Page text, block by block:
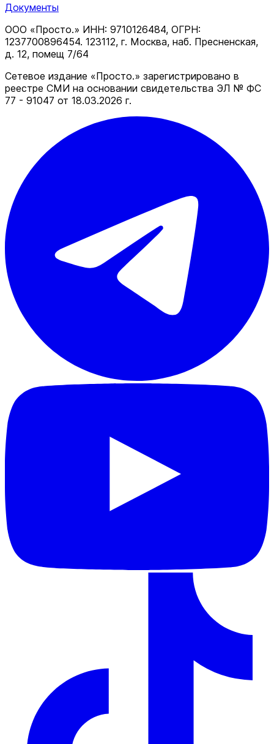
Документы
ООО «Просто.» ИНН: 9710126484, ОГРН:
1237700896454. 123112, г. Москва, наб. Пресненская,
д. 12, помещ 7/64
Сетевое издание «Просто.» зарегистрировано в
реестре СМИ на основании свидетельства ЭЛ № ФС
77 - 91047 от 18.03.2026 г.